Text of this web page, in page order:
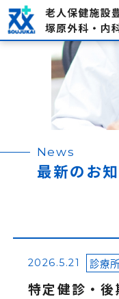
News
最新のお
2026.5.21 診療所
特定健診・